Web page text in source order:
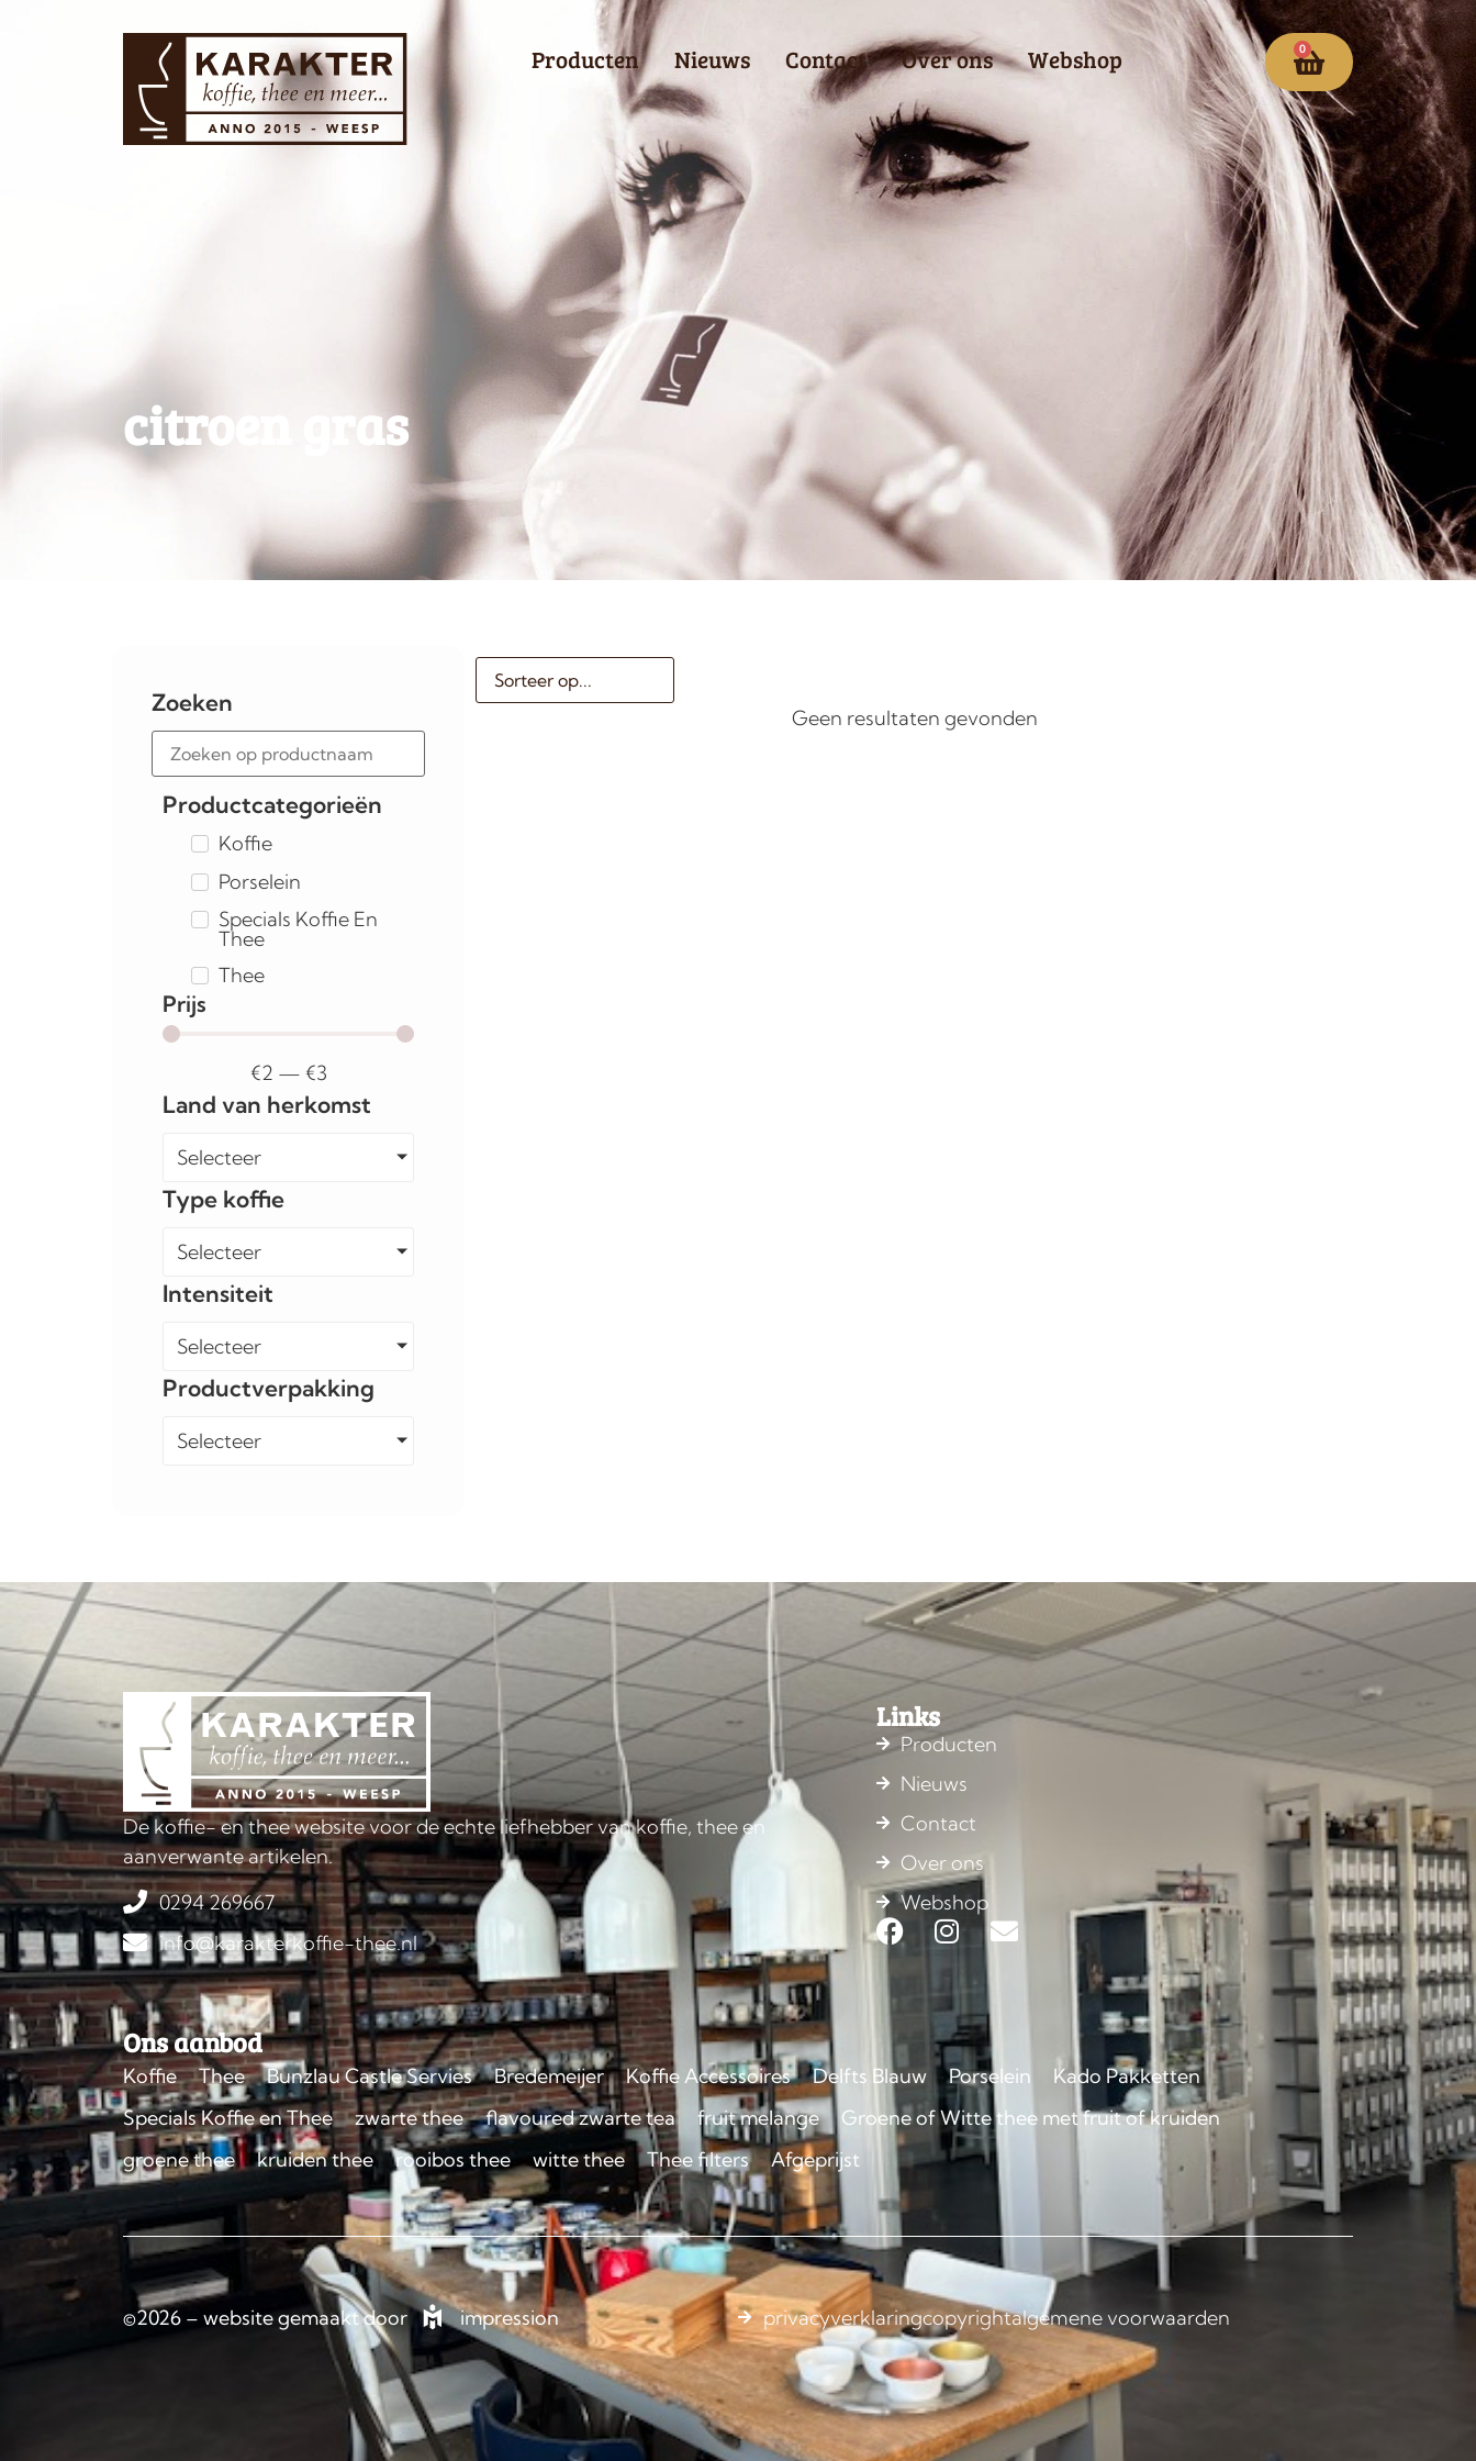
Producten Nieuws Contact Over ons Webshop 0
citroen gras
Zoeken
Productcategorieën
Koffie
Porselein
Specials Koffie En
Thee
Thee
Prijs
€2 — €3
Land van herkomst
Selecteer
Type koffie
Selecteer
Intensiteit
Selecteer
Productverpakking
Selecteer
Geen resultaten gevonden
De koffie- en thee website voor de echte liefhebber van koffie, thee en
aanverwante artikelen.
0294 269667
info@karakterkoffie-thee.nl
Links
Producten
Nieuws
Contact
Over ons
Webshop
Ons aanbod
Koffie Thee Bunzlau Castle Servies Bredemeijer Koffie Accessoires Delfts Blauw Porselein
Kado Pakketten
Specials Koffie en Thee
zwarte thee flavoured zwarte tea fruit melange
Groene of Witte thee met fruit of kruiden
groene thee
kruiden thee rooibos thee witte thee Thee filters Afgeprijst
©2026 – website gemaakt door impression privacyverklaringcopyrightalgemene voorwaarden